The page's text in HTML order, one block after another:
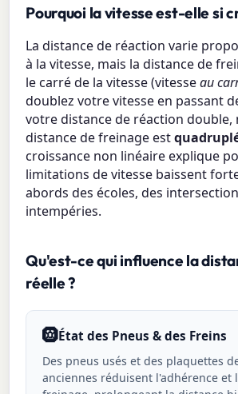
Pourquoi la vitesse est-elle si
La distance de réaction varie
à la vitesse, mais la distance de
le carré de la vitesse (vitesseau
doublez votre vitesse en passant
votre distance de réaction double,
distance de freinage est
croissance non linéaire explique
limitations de vitesse baissent
abords des écoles, des
intempéries.
Qu'est-ce qui influence la
réelle ?
🛞État des Pneus & des Freins
Des pneus usés et des plaquettes
anciennes réduisent l'adhérence et